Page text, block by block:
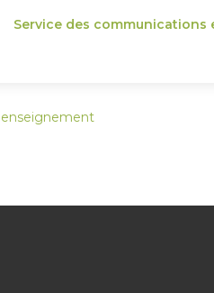
Service des communications
enseignement